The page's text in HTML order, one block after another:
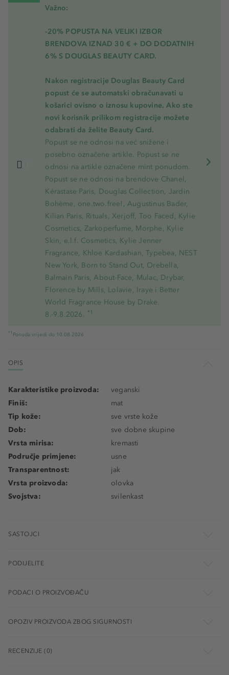
Važno:
-20% POPUSTA NA VELIKI IZBOR
BRENDOVA IZNAD 30 € + DO DODATNIH
6% S DOUGLAS BEAUTY CARD.
Nakon registracije Douglas Beauty Card
popust će se automatski obračunavati u
košarici ovisno o iznosu kupovine. Ako ste
novi korisnik prilikom registracije možete
odabrati da želite Beauty Card.
Popust se ne odnosi na već snižene i
posebno označene artikle. Popust se ne
odnosi na artikle označene mint ponudom.
Popust se ne odnosi na brendove Chanel,
Kérastase Paris, Douglas Collection, Jardin
Bohème, one.two.free!, Augustinus Bader,
Kilian Paris, Rituals, Xerjoff, Too Faced, Kylie
Cosmetics, Zarkoperfume, Morphe, Kylie
Skin, e.l.f. Cosmetics, Kylie Jenner
Fragrance, Khloe Kardashian, Typebea, NEST
New York, Born to Stand Out, Orebella,
Balmain Paris, About-Face, Mulac, Drybar,
Florence by Mills, Lolavie, Iraye i Better
World Fragrance House by Drake.
8.-9.8.2026. *1
*1 Ponuda vrijedi do 10.08.2026
OPIS
Karakteristike proizvoda:
veganski
Finiš:
mat
Tip kože:
sve vrste kože
Dob:
sve dobne skupine
Vrsta mirisa:
kremasti
Područje primjene:
usne
Transparentnost:
jak
Vrsta proizvoda:
olovka
Svojstva:
svilenkast
SASTOJCI
PODIJELITE
PODACI O PROIZVOĐAČU
OPOZIV PROIZVODA ZBOG SIGURNOSTI
RECENZIJE (0)